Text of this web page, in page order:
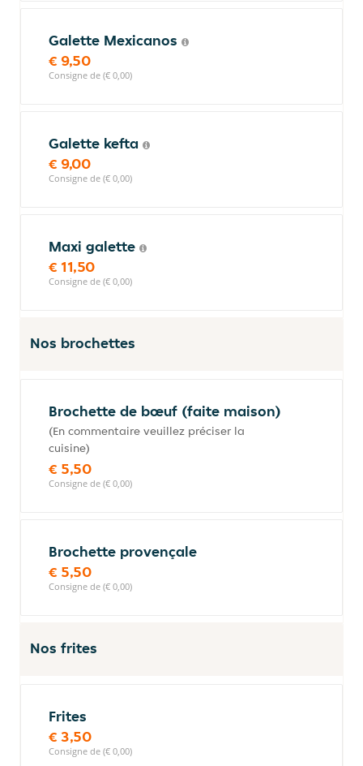
Galette Mexicanos
€ 9,50
Consigne de (€ 0,00)
Galette kefta
€ 9,00
Consigne de (€ 0,00)
Maxi galette
€ 11,50
Consigne de (€ 0,00)
Nos brochettes
Brochette de bœuf (faite maison)
(En commentaire veuillez préciser la
cuisine)
€ 5,50
Consigne de (€ 0,00)
Brochette provençale
€ 5,50
Consigne de (€ 0,00)
Nos frites
Frites
€ 3,50
Consigne de (€ 0,00)